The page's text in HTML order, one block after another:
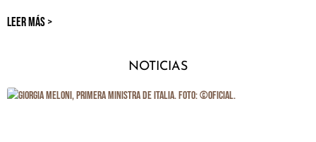
LEER MÁS >
NOTICIAS